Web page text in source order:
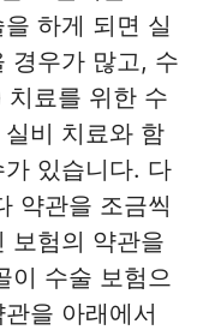
하게 되면 실
경우가 많고, 수
치료를 위한 수
비 치료와 함
있습니다. 다
약관을 조금씩
보험의 약관을
이 수술 보험으
을 아래에서